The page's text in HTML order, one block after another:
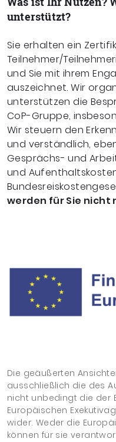
unterstützt?
Sie erhalten ein
Teilnehmer/
und Sie mit ihrem
auszeichnet. Wir
unterstützen die
CoP-Gruppe,
Wir steuern den
und verständlich,
Gesprächs- und
und
werden für Sie nicht
Die geäußerten
ausschließlich die des
nicht unbedingt die der
Europäischen
wider. Weder die
können für sie